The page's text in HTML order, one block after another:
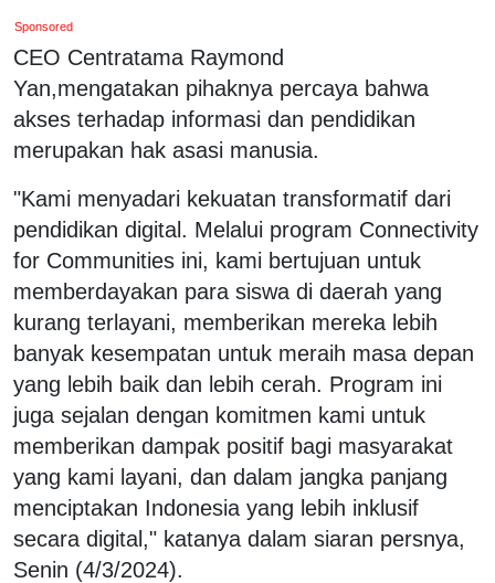
Sponsored
CEO Centratama Raymond
Yan,mengatakan pihaknya percaya bahwa
akses terhadap informasi dan pendidikan
merupakan hak asasi manusia.
"Kami menyadari kekuatan transformatif dari
pendidikan digital. Melalui program Connectivity
for Communities ini, kami bertujuan untuk
memberdayakan para siswa di daerah yang
kurang terlayani, memberikan mereka lebih
banyak kesempatan untuk meraih masa depan
yang lebih baik dan lebih cerah. Program ini
juga sejalan dengan komitmen kami untuk
memberikan dampak positif bagi masyarakat
yang kami layani, dan dalam jangka panjang
menciptakan Indonesia yang lebih inklusif
secara digital," katanya dalam siaran persnya,
Senin (4/3/2024).